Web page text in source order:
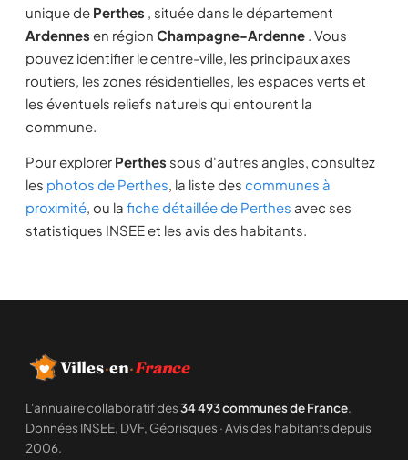
unique de Perthes , située dans le département
Ardennes en région Champagne-Ardenne . Vous
pouvez identifier le centre-ville, les principaux axes
routiers, les zones résidentielles, les espaces verts et
les éventuels reliefs naturels qui entourent la
commune.
Pour explorer Perthes sous d'autres angles, consultez
les photos de Perthes, la liste des communes à
proximité, ou la fiche détaillée de Perthes avec ses
statistiques INSEE et les avis des habitants.
Villes·en·France
L'annuaire collaboratif des34 493 communes de France.
Données INSEE, DVF, Géorisques · Avis des habitants depuis
2006.